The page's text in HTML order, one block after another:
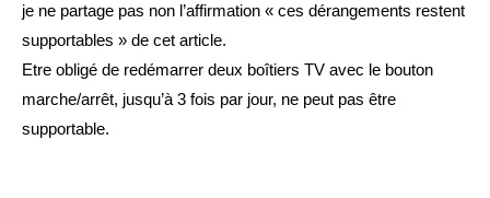
je ne partage pas non l’affirmation « ces dérangements restent
supportables » de cet article.
Etre obligé de redémarrer deux boîtiers TV avec le bouton
marche/arrêt, jusqu’à 3 fois par jour, ne peut pas être
supportable.